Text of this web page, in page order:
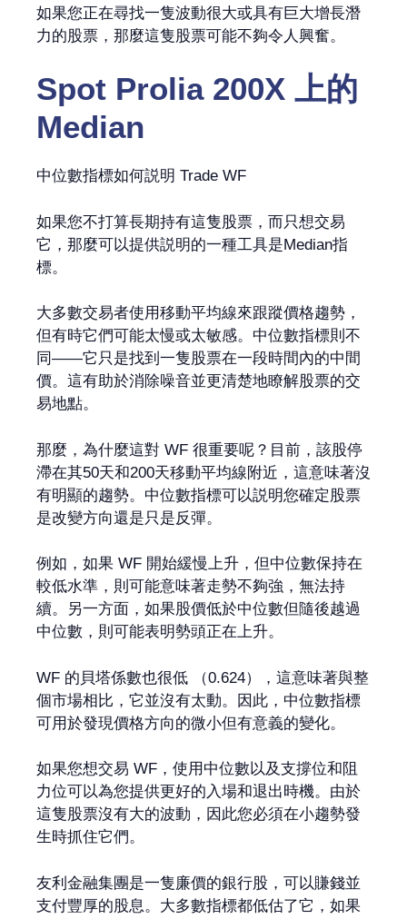
如果您正在尋找一隻波動很大或具有巨大增長潛
力的股票，那麼這隻股票可能不夠令人興奮。
Spot Prolia 200X 上的
Median
中位數指標如何説明 Trade WF
如果您不打算長期持有這隻股票，而只想交易
它，那麼可以提供説明的一種工具是Median指
標。
大多數交易者使用移動平均線來跟蹤價格趨勢，
但有時它們可能太慢或太敏感。中位數指標則不
同——它只是找到一隻股票在一段時間內的中間
價。這有助於消除噪音並更清楚地瞭解股票的交
易地點。
那麼，為什麼這對 WF 很重要呢？目前，該股停
滯在其50天和200天移動平均線附近，這意味著沒
有明顯的趨勢。中位數指標可以説明您確定股票
是改變方向還是只是反彈。
例如，如果 WF 開始緩慢上升，但中位數保持在
較低水準，則可能意味著走勢不夠強，無法持
續。另一方面，如果股價低於中位數但隨後越過
中位數，則可能表明勢頭正在上升。
WF 的貝塔係數也很低 （0.624），這意味著與整
個市場相比，它並沒有太動。因此，中位數指標
可用於發現價格方向的微小但有意義的變化。
如果您想交易 WF，使用中位數以及支撐位和阻
力位可以為您提供更好的入場和退出時機。由於
這隻股票沒有大的波動，因此您必須在小趨勢發
生時抓住它們。
友利金融集團是一隻廉價的銀行股，可以賺錢並
支付豐厚的股息。大多數指標都低估了它，如果